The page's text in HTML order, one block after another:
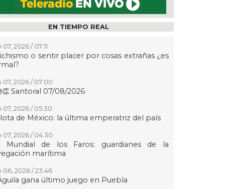
EN TIEMPO REAL
2026 / 07:11
o sentir placer por cosas extrañas ¿es
07, 2026 / 07:00
Santoral 07/08/2026
07, 2026 / 05:30
de México: la última emperatriz del país
07, 2026 / 04:30
Mundial de los Faros: guardianes de la
marítima
06, 2026 / 23:46
gana último juego en Puebla